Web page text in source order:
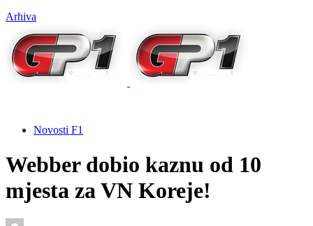
Arhiva
Novosti F1
Webber dobio kaznu od 10
mjesta za VN Koreje!